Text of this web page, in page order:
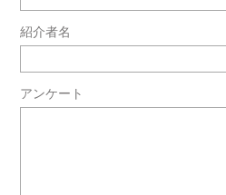
紹介者名
アンケート